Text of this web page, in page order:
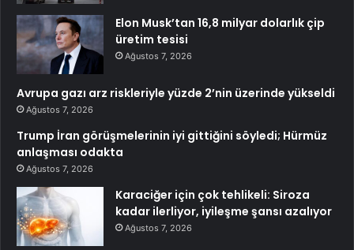
Elon Musk’tan 16,8 milyar dolarlık çip
üretim tesisi
Ağustos 7, 2026
Avrupa gazı arz riskleriyle yüzde 2’nin üzerinde yükseldi
Ağustos 7, 2026
Trump İran görüşmelerinin iyi gittiğini söyledi; Hürmüz
anlaşması odakta
Ağustos 7, 2026
Karaciğer için çok tehlikeli: Siroza
kadar ilerliyor, iyileşme şansı azalıyor
Ağustos 7, 2026